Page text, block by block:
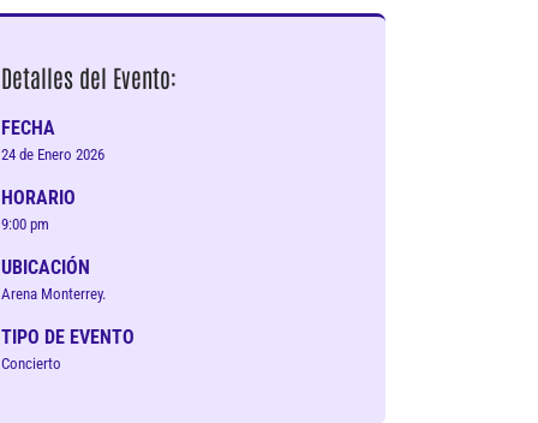
Detalles del Evento:
FECHA
24 de Enero 2026
HORARIO
9:00 pm
UBICACIÓN
Arena Monterrey.
TIPO DE EVENTO
Concierto